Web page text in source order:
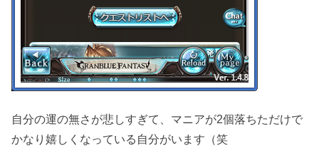
自分の運の無さが悲しすぎて、マニアが2個落ちただけで
かなり嬉しくなっている自分がいます（笑